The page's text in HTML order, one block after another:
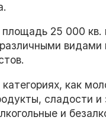
площадь 25 000
как
сладости и
и